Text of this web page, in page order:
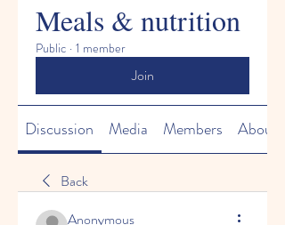
Meals & nutrition
Public · 1 member
Join
Discussion Media Members About
Back
Anonymous